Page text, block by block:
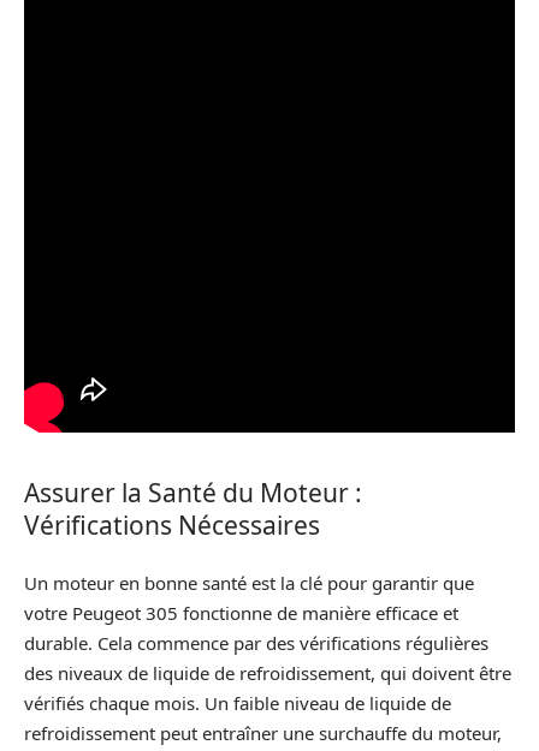
Assurer la Santé du Moteur :
Vérifications Nécessaires
Un moteur en bonne santé est la clé pour garantir que
votre Peugeot 305 fonctionne de manière efficace et
durable. Cela commence par des vérifications régulières
des niveaux de liquide de refroidissement, qui doivent être
vérifiés chaque mois. Un faible niveau de liquide de
refroidissement peut entraîner une surchauffe du moteur,